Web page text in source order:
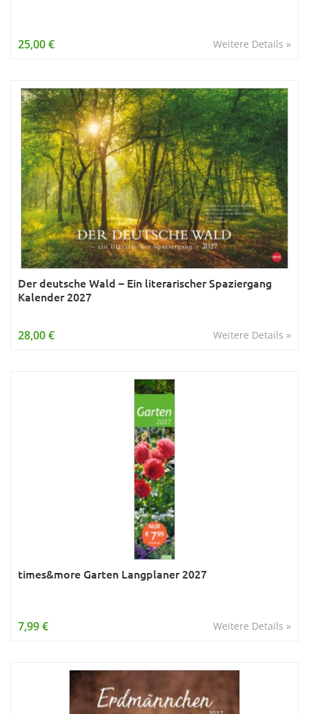
Weitere Details »
25,00 €
Der deutsche Wald – Ein literarischer Spaziergang
Kalender 2027
Weitere Details »
28,00 €
times&more Garten Langplaner 2027
Weitere Details »
7,99 €